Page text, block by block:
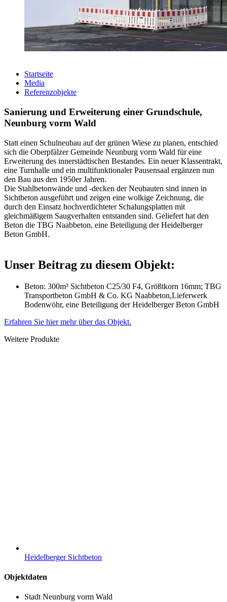
Startseite
Media
Referenzobjekte
Sanierung und Erweiterung einer Grundschule,
Neunburg vorm Wald
Statt einen Schulneubau auf der grünen Wiese zu planen, entschied
sich die Oberpfälzer Gemeinde Neunburg vorm Wald für eine
Erweiterung des innerstädtischen Bestandes. Ein neuer Klassentrakt,
eine Turnhalle und ein multifunktionaler Pausensaal ergänzen nun
den Bau aus den 1950er Jahren.
Die Stahlbetonwände und -decken der Neubauten sind innen in
Sichtbeton ausgeführt und zeigen eine wolkige Zeichnung, die
durch den Einsatz hochverdichteter Schalungsplatten mit
gleichmäßigem Saugverhalten entstanden sind. Geliefert hat den
Beton die TBG Naabbeton, eine Beteiligung der Heidelberger
Beton GmbH.
Unser Beitrag zu diesem Objekt:
Beton: 300m³ Sichtbeton C25/30 F4, Größtkorn 16mm; TBG
Transportbeton GmbH & Co. KG Naabbeton,Lieferwerk
Bodenwöhr, eine Beteiligung der Heidelberger Beton GmbH
Erfahren Sie hier mehr über das Objekt.
Weitere Produkte
Heidelberger Sichtbeton
Objektdaten
Stadt Neunburg vorm Wald